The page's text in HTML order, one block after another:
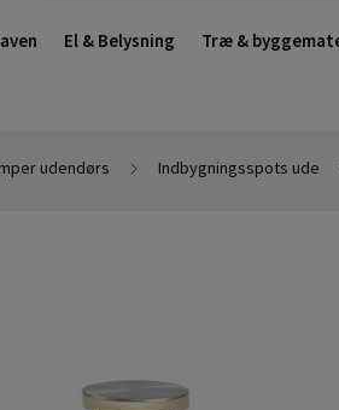
El & Belysning Træ &
udendørs Indbygningsspots ude